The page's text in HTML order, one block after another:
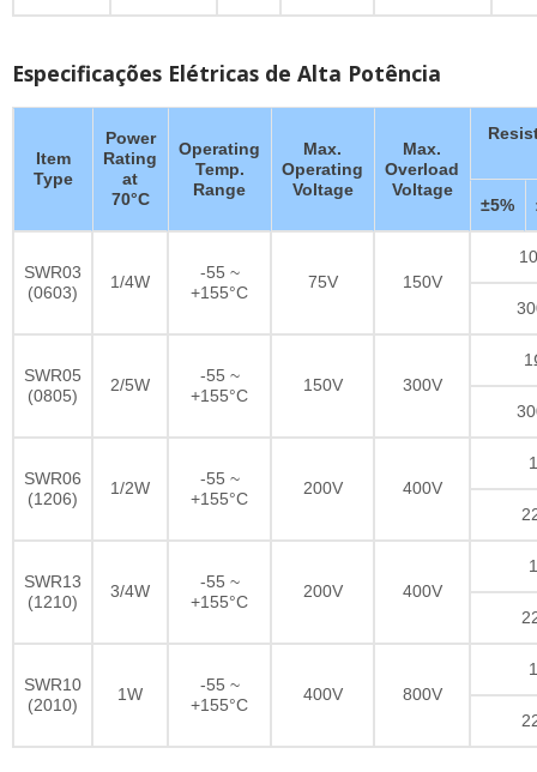
Especificações Elétricas de Alta Potência
Item
Type
Power
Rating
at
70°C
Operating
Temp.
Range
Max.
Operating
Voltage
Max.
Overload
Voltage
±5%
SWR03
(0603)
1/4W
-55 ~
+155°C
75V 150V
SWR05
(0805)
2/5W
-55 ~
+155°C
150V 300V
SWR06
(1206)
1/2W
-55 ~
+155°C
200V 400V
SWR13
(1210)
3/4W
-55 ~
+155°C
200V 400V
SWR10
(2010)
1W
-55 ~
+155°C
400V 800V